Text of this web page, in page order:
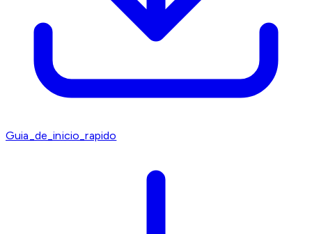
Guia_de_inicio_rapido